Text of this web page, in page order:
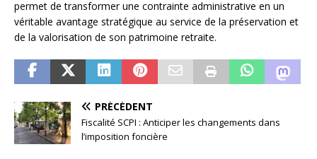
permet de transformer une contrainte administrative en un
véritable avantage stratégique au service de la préservation et
de la valorisation de son patrimoine retraite.
PRÉCÉDENT
Fiscalité SCPI : Anticiper les changements dans
l’imposition foncière